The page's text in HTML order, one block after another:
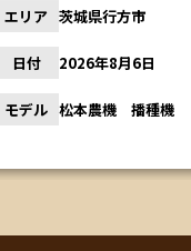
エリア 福島県会津若松市
日付 2026年8月5日
モデル HA441G